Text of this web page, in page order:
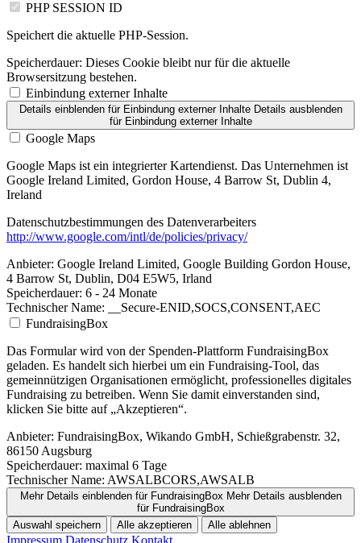
PHP SESSION ID
Speichert die aktuelle PHP-Session.
Speicherdauer: Dieses Cookie bleibt nur für die aktuelle
Browsersitzung bestehen.
Einbindung externer Inhalte
Details einblendenfür Einbindung externer Inhalte Details ausblenden
für Einbindung externer Inhalte
Google Maps
Google Maps ist ein integrierter Kartendienst. Das Unternehmen ist
Google Ireland Limited, Gordon House, 4 Barrow St, Dublin 4,
Ireland
Datenschutzbestimmungen des Datenverarbeiters
http://www.google.com/intl/de/policies/privacy/
Anbieter: Google Ireland Limited, Google Building Gordon House,
4 Barrow St, Dublin, D04 E5W5, Irland
Speicherdauer: 6 - 24 Monate
Technischer Name: __Secure-ENID,SOCS,CONSENT,AEC
FundraisingBox
Das Formular wird von der Spenden-Plattform FundraisingBox
geladen. Es handelt sich hierbei um ein Fundraising-Tool, das
gemeinnützigen Organisationen ermöglicht, professionelles digitales
Fundraising zu betreiben. Wenn Sie damit einverstanden sind,
klicken Sie bitte auf „Akzeptieren“.
Anbieter: FundraisingBox, Wikando GmbH, Schießgrabenstr. 32,
86150 Augsburg
Speicherdauer: maximal 6 Tage
Technischer Name: AWSALBCORS,AWSALB
Mehr Details einblendenfür FundraisingBox Mehr Details ausblenden
für FundraisingBox
Auswahl speichern
Alle akzeptieren Alle ablehnen